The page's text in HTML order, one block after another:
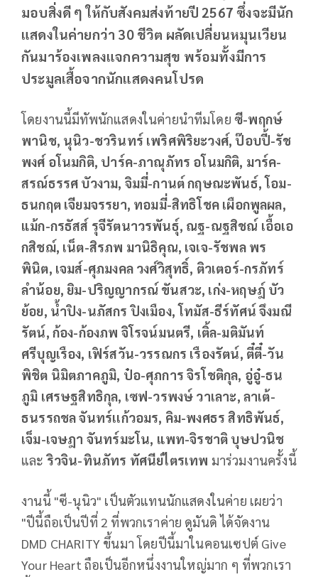
มอบสิ่งดี ๆ ให้กับสังคมส่งท้ายปี 2567 ซึ่งจะมีนัก
แสดงในค่ายกว่า 30 ชีวิต ผลัดเปลี่ยนหมุนเวียน
กันมาร้องเพลงแจกความสุข พร้อมทั้งมีการ
ประมูลเสื้อจากนักแสดงคนโปรด
โดยงานนี้มีทัพนักแสดงในค่ายนำทีมโดย ซี-พฤกษ์
พานิช, นุนิว-ชวรินทร์ เพริศพิริยะวงศ์, ป๊อบปี้-รัช
พงศ์ อโนมกิติ, ปาร์ค-ภาณุภัทร อโนมกิติ, มาร์ค-
สรณ์ธรรศ บัวงาม, จิมมี่-กานต์ กฤษณะพันธ์, โอม-
ธนกฤต เจียมจรรยา, ทอมมี่-สิทธิโชค เผือกพูลผล,
แม้ก-กรธัสส์ รุจีรัตนาวรพันธุ์, ณฐ-ณฐสิชณ์ เอื้อเอ
กสิชฌ์, เน็ต-สิรภพ มานิธิคุณ, เจเจ-รัชพล พร
พินิต, เจมส์-ศุภมงคล วงศ์วิสุทธิ์, ติวเตอร์-กรภัทร์
ลำน้อย, ยิม-ปริญญากรณ์ ขันสวะ, เก่ง-หฤษฎ์ บัว
ย้อย, น้ำปิง-นภัสกร ปิงเมือง, โทมัส-ธีร์ทัศน์ จึงมณี
รัตน์, ก้อง-ก้องภพ จิโรจน์มนตรี, เติ้ล-มติมันท์
ศรีบุญเรือง, เฟิร์สวัน-วรรณกร เรืองรัตน์, ตี๋ตี๋-วัน
พิชิต นิมิตภาคภูมิ, ป๋อ-ศุภการ จิรโชติกุล, อู่อู๋-ธน
ภูมิ เศรษฐสิทธิกุล, เซฟ-วรพงษ์ วาเลาะ, ลาเต้-
ธนรรถชล จันทร์เเก้วอมร, คิม-พงศธร สิทธิพันธ์,
เจ็ม-เจษฎา จันทร์มะโน, แพท-จิรชาติ บุษปวนิช
และริวจิน-ทินภัทร ทัศนีย์ไตรเทพ มาร่วมงานครั้งนี้
งานนี้ "ซี-นุนิว" เป็นตัวแทนนักแสดงในค่าย เผยว่า
"ปีนี้ถือเป็นปีที่ 2 ที่พวกเราค่าย ดูมันดิ ได้จัดงาน
DMD CHARITY ขึ้นมา โดยปีนี้มาในคอนเซปต์ Give
Your Heart ถือเป็นอีกหนึ่งงานใหญ่มาก ๆ ที่พวกเรา